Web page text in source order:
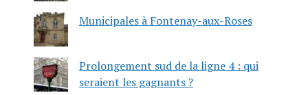
Municipales à Fontenay-aux-Roses
Prolongement sud de la ligne 4 : qui
seraient les gagnants ?